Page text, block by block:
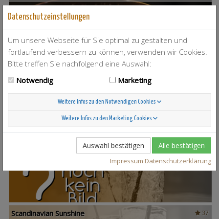
4
37
Scandinavian Sunshine
Datenschutzeinstellungen
Um unsere Webseite für Sie optimal zu gestalten und
fortlaufend verbessern zu können, verwenden wir Cookies.
Bitte treffen Sie nachfolgend eine Auswahl:
Notwendig
Marketing
Weitere Infos zu den Notwendigen Cookies
Weitere Infos zu den Marketing Cookies
Auswahl bestätigen Alle bestätigen
Impressum Datenschutzerklärung